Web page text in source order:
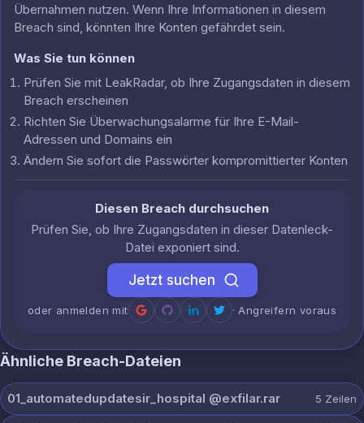
Übernahmen nutzen. Wenn Ihre Informationen in diesem
Breach sind, könnten Ihre Konten gefährdet sein.
Was Sie tun können
Prüfen Sie mit LeakRadar, ob Ihre Zugangsdaten in diesem
Breach erscheinen
Richten Sie Überwachungsalarme für Ihre E-Mail-
Adressen und Domains ein
Ändern Sie sofort die Passwörter kompromittierter Konten
Diesen Breach durchsuchen
Prüfen Sie, ob Ihre Zugangsdaten in dieser Datenleck-
Datei exponiert sind.
Jetzt suchen
oder anmelden mit · Angreifern voraus
Ähnliche Breach-Dateien
01_automatedupdatesir_hospital @exfilar.rar 5 Zeilen